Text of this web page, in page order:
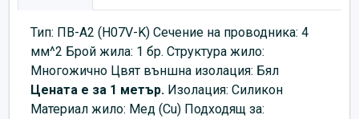
Тип: ПВ-А2 (H07V-K) Сечение на проводника: 4
мм^2 Брой жила: 1 бр. Структура жило:
Многожично Цвят външна изолация: Бял
Цената е за 1 метър. Изолация: Силикон
Материал жило: Мед (Cu) Подходящ за: